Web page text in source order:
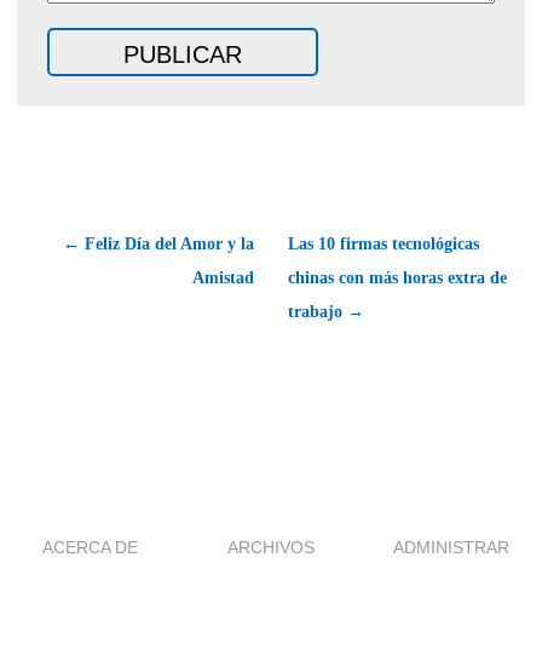
← Feliz Día del Amor y la
Amistad
Las 10 firmas tecnológicas
chinas con más horas extra de
trabajo →
ACERCA DE ARCHIVOS ADMINISTRAR